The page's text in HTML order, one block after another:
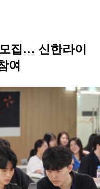
집… 신한라이
여